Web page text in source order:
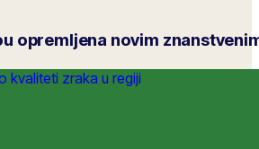
opremljena novim